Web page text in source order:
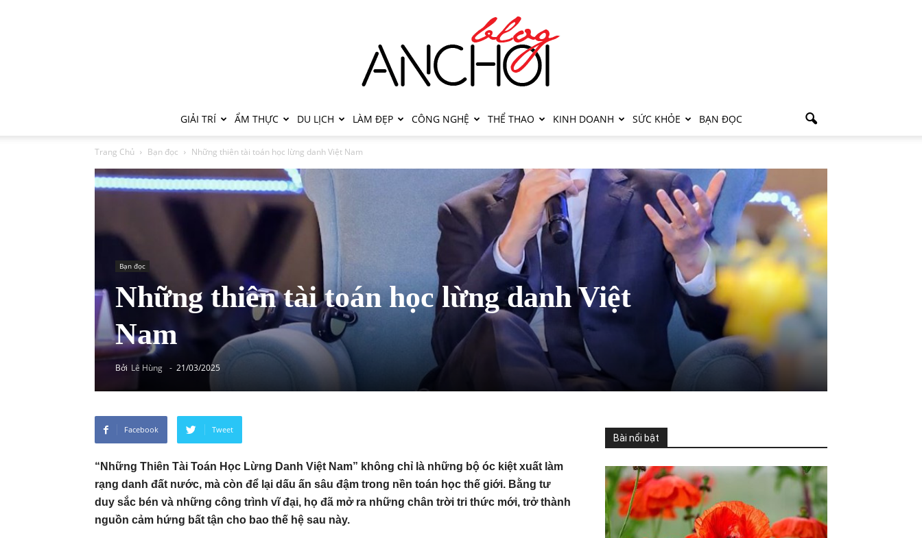
GIẢI TRÍ ẨM THỰC DU LỊCH LÀM ĐẸP CÔNG NGHỆ THỂ THAO KINH DOANH SỨC KHỎE BẠN ĐỌC
Trang Chủ Bạn đọc Những thiên tài toán học lừng danh Việt Nam
Bạn đọc
Những thiên tài toán học lừng danh Việt
Nam
Bởi Lê Hùng - 21/03/2025
Facebook Tweet
“Những Thiên Tài Toán Học Lừng Danh Việt Nam” không chỉ là những bộ óc kiệt xuất làm
rạng danh đất nước, mà còn để lại dấu ấn sâu đậm trong nền toán học thế giới. Bằng tư
duy sắc bén và những công trình vĩ đại, họ đã mở ra những chân trời tri thức mới, trở thành
nguồn cảm hứng bất tận cho bao thế hệ sau này.
Bài nổi bật